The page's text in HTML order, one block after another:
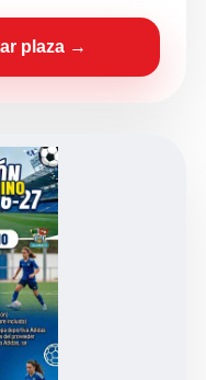
plaza →